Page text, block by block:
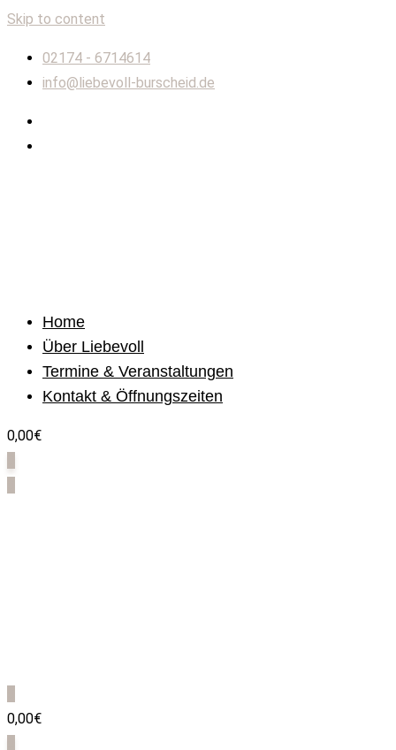
Skip to content
02174 - 6714614
info@liebevoll-burscheid.de
Home
Über Liebevoll
Termine & Veranstaltungen
Kontakt & Öffnungszeiten
0,00€
0,00€